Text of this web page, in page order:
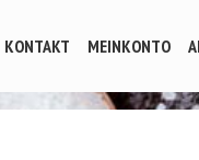
KONTAKT MEINKONTO